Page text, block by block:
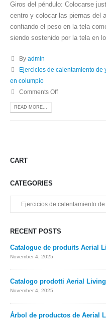
Giros del péndulo: Colocarse
centro y colocar las piernas del
confiando el peso en la tela
siendo sostenido por la tela en
By admin
Ejercicios de calentamiento de
en columpio
Comments Off
READ MORE...
CART
CATEGORIES
Categories
RECENT POSTS
Catalogue de produits Aerial
November 4, 2025
Catalogo prodotti Aerial Living
November 4, 2025
Árbol de productos de Aerial